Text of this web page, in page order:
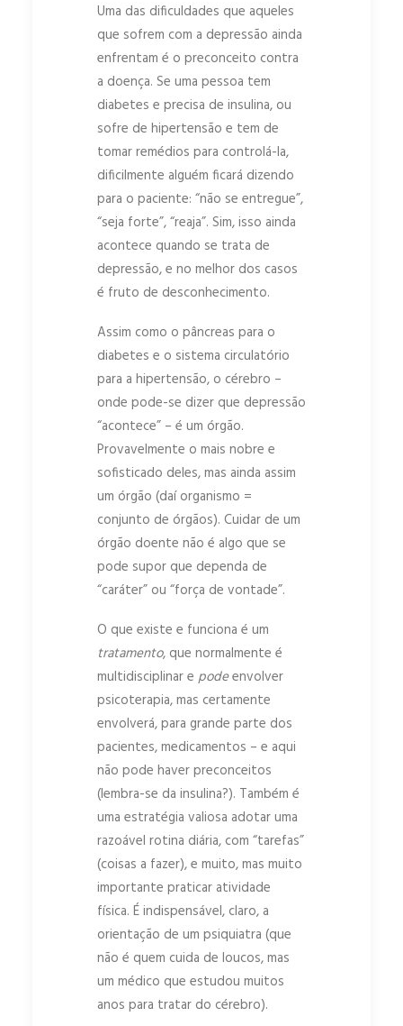
Uma das dificuldades que aqueles
que sofrem com a depressão ainda
enfrentam é o preconceito contra
a doença. Se uma pessoa tem
diabetes e precisa de insulina, ou
sofre de hipertensão e tem de
tomar remédios para controlá-la,
dificilmente alguém ficará dizendo
para o paciente: “não se entregue”,
“seja forte”, “reaja”. Sim, isso ainda
acontece quando se trata de
depressão, e no melhor dos casos
é fruto de desconhecimento.
Assim como o pâncreas para o
diabetes e o sistema circulatório
para a hipertensão, o cérebro –
onde pode-se dizer que depressão
“acontece” – é um órgão.
Provavelmente o mais nobre e
sofisticado deles, mas ainda assim
um órgão (daí organismo =
conjunto de órgãos). Cuidar de um
órgão doente não é algo que se
pode supor que dependa de
“caráter” ou “força de vontade”.
O que existe e funciona é um
tratamento, que normalmente é
multidisciplinar e podeenvolver
psicoterapia, mas certamente
envolverá, para grande parte dos
pacientes, medicamentos – e aqui
não pode haver preconceitos
(lembra-se da insulina?). Também é
uma estratégia valiosa adotar uma
razoável rotina diária, com “tarefas”
(coisas a fazer), e muito, mas muito
importante praticar atividade
física. É indispensável, claro, a
orientação de um psiquiatra (que
não é quem cuida de loucos, mas
um médico que estudou muitos
anos para tratar do cérebro).